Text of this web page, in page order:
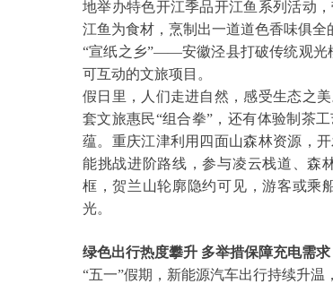
地举办特色开江季品开江鱼系列活动
江鱼为食材，烹制出一道道色香味俱全
“宣纸之乡”——安徽泾县打破传统观光
可互动的文旅项目。
假日里，人们走进自然，感受生态之
套文旅惠民“组合拳”，还有体验制茶
蕴。重庆江津利用四面山森林资源，
能挑战进阶路线，参与凌云栈道、森
框，贺兰山轮廓隐约可见，游客或乘
光。
绿色出行热度攀升 多举措保障充电需求
“五一”假期，新能源汽车出行持续升